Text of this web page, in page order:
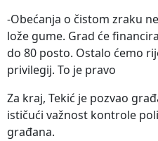
-Obećanja o čistom zraku
lože gume. Grad će
do 80 posto. Ostalo ćemo
privilegij. To je pravo
Za kraj, Tekić je pozvao
ističući važnost kontrole
građana.